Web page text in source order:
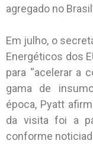
agregado no
Em julho, o
Energéticos dos
para “acelerar a
gama de
época, Pyatt
da visita foi a
conforme